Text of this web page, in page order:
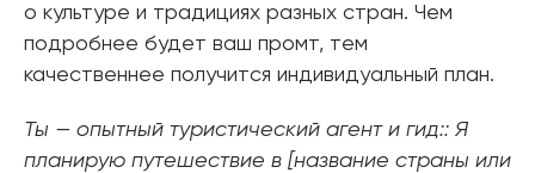
о культуре и традициях разных стран. Чем
подробнее будет ваш промт, тем
качественнее получится индивидуальный план.
Ты — опытный туристический агент и гид:: Я
планирую путешествие в [название страны или